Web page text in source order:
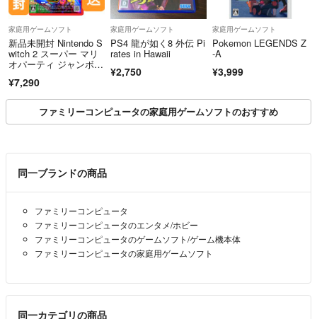
家庭用ゲームソフト
新品未開封 Nintendo S
witch 2 スーパー マリ
オパーティ ジャンボリ
版 即日配送
¥7,290
家庭用ゲームソフト
PS4 龍が如く8 外伝 Pi
rates in Hawaii
¥2,750
家庭用ゲームソフト
Pokemon LEGENDS Z
-A
¥3,999
ファミリーコンピュータの家庭用ゲームソフトのおすすめ
同一ブランドの商品
ファミリーコンピュータ
ファミリーコンピュータのエンタメ/ホビー
ファミリーコンピュータのゲームソフト/ゲーム機本体
ファミリーコンピュータの家庭用ゲームソフト
同一カテゴリの商品